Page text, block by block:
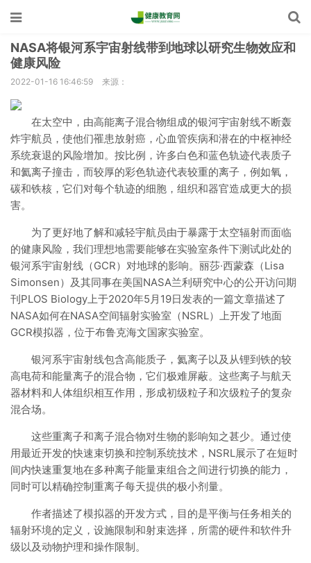
NASA将银河系宇宙射线带到地球以研究生物效应和
健康风险
2022-01-16 16:46:59 来源：
在太空中，由高能离子混合物组成的银河宇宙射线不断轰
炸宇航员，使他们罹患放射癌，心血管疾病和潜在的中枢神经
系统衰退的风险增加。按比例，许多白色和蓝色轨迹代表质子
和氦离子撞击，而较厚的彩色轨迹代表较重的离子，例如氧，
碳和铁核，它们对每个轨迹的细胞，组织和器官造成更大的损
害。
为了更好地了解和减轻宇航员由于暴露于太空辐射而面临
的健康风险，我们理想地需要能够在实验室条件下测试此处的
银河系宇宙射线（GCR）对地球的影响。丽莎·西蒙森（Lisa
Simonsen）及其同事在美国NASA兰利研究中心的公开访问期
刊PLOS Biology上于2020年5月19日发表的一篇文章描述了
NASA如何在NASA空间辐射实验室（NSRL）上开发了地面
GCR模拟器，位于布鲁克海文国家实验室。
银河系宇宙射线包含高能质子，氦离子以及从锂到铁的较
高电荷和能量离子的混合物，它们极难屏蔽。这些离子与航天
器材料和人体组织相互作用，形成初级粒子和次级粒子的复杂
混合场。
这些重离子和离子混合物对生物的影响知之甚少。通过使
用最近开发的快速束切换和控制系统技术，NSRL展示了在短时
间内快速重复地在多种离子能量束组合之间进行切换的能力，
同时可以精确控制重离子每天提供的极小剂量。
作者描述了模拟器的开发方式，目的是平衡与任务相关的
辐射环境的定义，设施限制和射束选择，所需的硬件和软件升
级以及动物护理和操作限制。